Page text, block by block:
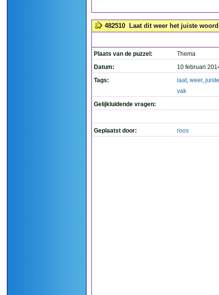
482510 Laat dit weer het juiste
Plaats van de puzzel:
Thema
Datum:
10 februari
Tags:
laat, weer, juiste
vak
Gelijkluidende vragen:
Geplaatst door: roos